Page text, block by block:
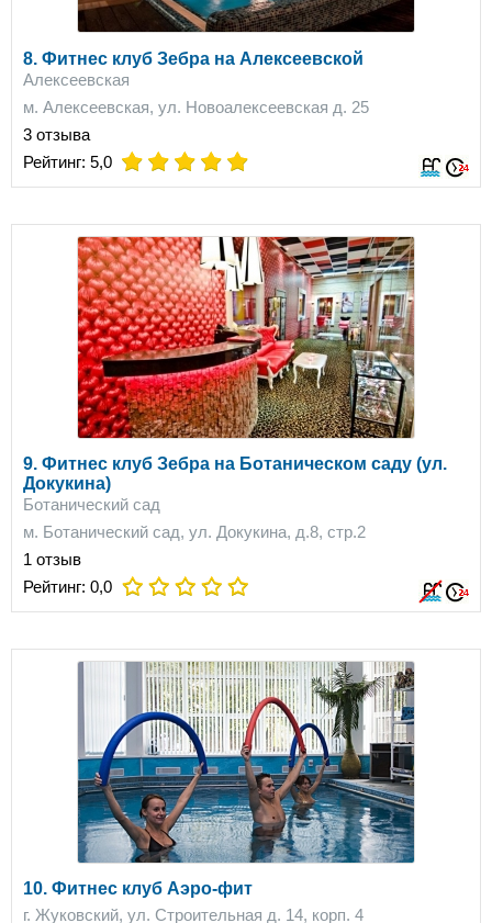
8. Фитнес клуб Зебра на Алексеевской
Алексеевская
м. Алексеевская, ул. Новоалексеевская д. 25
3 отзыва
Рейтинг: 5,0 on
9. Фитнес клуб Зебра на Ботаническом саду (ул.
Докукина)
Ботанический сад
м. Ботанический сад, ул. Докукина, д.8, стр.2
1 отзыв
Рейтинг: 0,0
10. Фитнес клуб Аэро-фит
г. Жуковский, ул. Строительная д. 14, корп. 4